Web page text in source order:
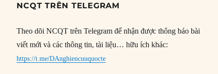
NCQT TRÊN TELEGRAM
Theo dõi NCQT trên Telegram để nhận được thông báo bài
viết mới và các thông tin, tài liệu… hữu ích khác:
https://t.me/DAnghiencuuquocte